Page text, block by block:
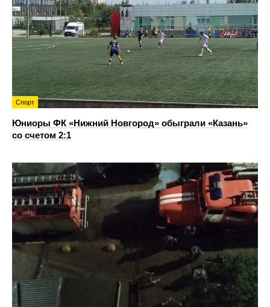
Спорт
Юниоры ФК «Нижний Новгород» обыграли «Казань»
со счетом 2:1